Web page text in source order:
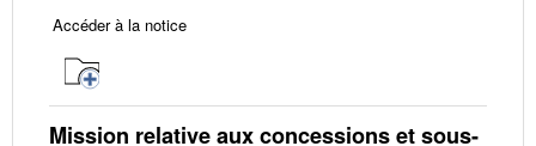
Accéder à la notice
Mission relative aux concessions et sous-